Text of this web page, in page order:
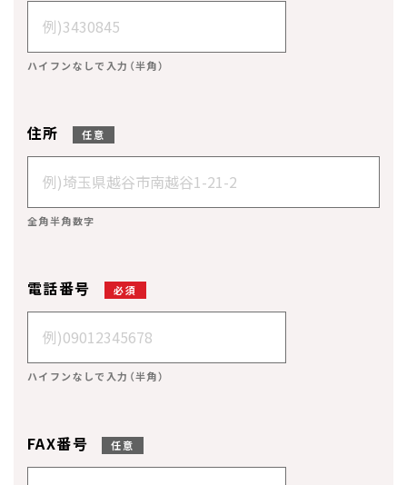
ハイフンなしで入力（半角）
住所 任意
全角半角数字
電話番号 必須
ハイフンなしで入力（半角）
FAX番号 任意